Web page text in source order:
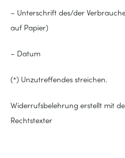
– Unterschrift des/der
auf Papier)
– Datum
(*) Unzutreffendes streichen.
Widerrufsbelehrung erstellt mit
Rechtstexter